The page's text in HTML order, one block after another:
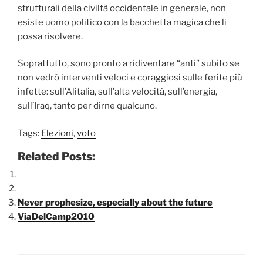
strutturali della civiltà occidentale in generale, non
esiste uomo politico con la bacchetta magica che li
possa risolvere.
Soprattutto, sono pronto a ridiventare “anti” subito se
non vedrò interventi veloci e coraggiosi sulle ferite più
infette: sull’Alitalia, sull’alta velocità, sull’energia,
sull’Iraq, tanto per dirne qualcuno.
Tags: Elezioni,voto
Related Posts:
Never prophesize, especially about the future
ViaDelCamp2010